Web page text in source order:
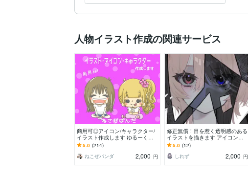
人物イラスト作成の関連サービス
商用可◎アイコン/キャラクター/
イラスト作成します ゆるーくか
わいいイラストを作成します。お
気軽にご相談ください
5.0 (214)
ねこぜパンダ
2,000 円
修正無償！目を惹く透明感のある
イラストを描きます アイコン、
サムネイル、MV、グッズなど。
早期納品や商用も！
5.0 (12)
しれず
2,000 円